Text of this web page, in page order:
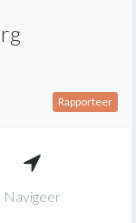
Rapporteer
Navigeer